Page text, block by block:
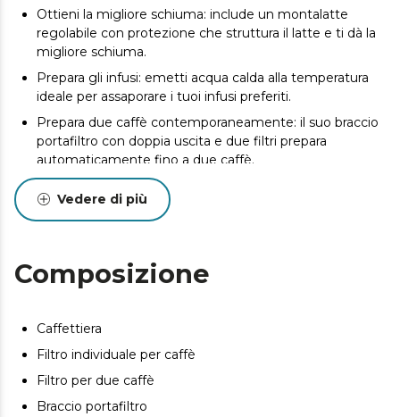
Ottieni la migliore schiuma: include un montalatte
regolabile con protezione che struttura il latte e ti dà la
migliore schiuma.
Prepara gli infusi: emetti acqua calda alla temperatura
ideale per assaporare i tuoi infusi preferiti.
Prepara due caffè contemporaneamente: il suo braccio
portafiltro con doppia uscita e due filtri prepara
automaticamente fino a due caffè.
Grande capacità: dispone di un serbatoio dell'acqua
estraibile con 1,2 litri di capacità.
Vedere di più
Composizione
Caffettiera
Filtro individuale per caffè
Filtro per due caffè
Braccio portafiltro